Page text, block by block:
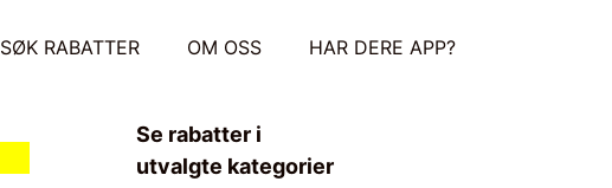
SØK RABATTER OM OSS HAR DERE APP?
Se rabatter i
utvalgte kategorier